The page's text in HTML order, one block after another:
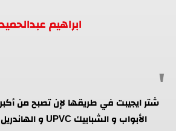
ابراهيم عبدالحميد
شتر ايجيبت في طريقها لإن تصبح من
الأبواب و الشبابيك UPVC و الهاندريل بنظام SIAG 707